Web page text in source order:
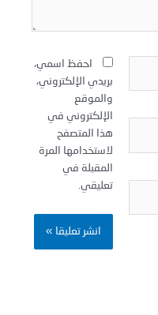
احفظ اسمي،
بريدي الإلكتروني،
والموقع
الإلكتروني في
هذا المتصفح
لاستخدامها المرة
المقبلة في
تعليقي.